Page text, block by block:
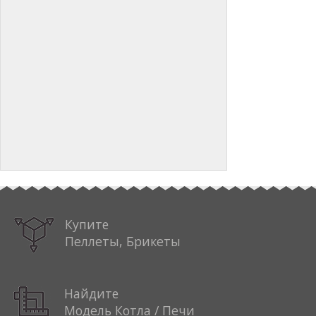
Купите
Пеллеты, Брикеты
Найдите
Модель Котла / Печи